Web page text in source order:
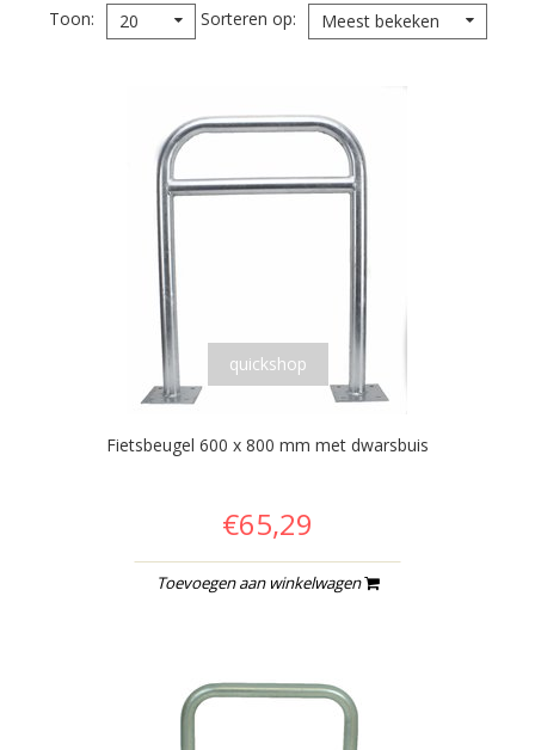
Toon 20 Sorteren op Meest bekeken
quickshop
Fietsbeugel 600 x 800 mm met dwarsbuis
€65,29
Toevoegen aan winkelwagen